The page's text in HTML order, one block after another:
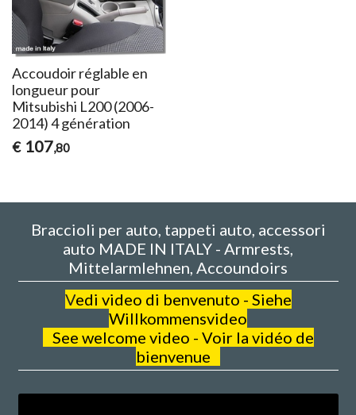
Accoudoir réglable en
longueur pour
Mitsubishi L200 (2006-
2014) 4 génération
€ 107,80
Braccioli per auto, tappeti auto, accessori
auto MADE IN ITALY - Armrests,
Mittelarmlehnen, Accoundoirs
Vedi video di benvenuto - Siehe
Willkommensvideo
See welcome video - Voir la vidéo de
bienvenue